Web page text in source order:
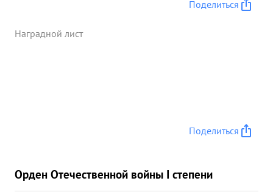
Поделиться
Наградной лист
Поделиться
Орден Отечественной войны I степени